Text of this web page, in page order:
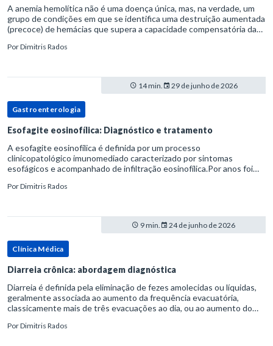
A anemia hemolítica não é uma doença única, mas, na verdade, um
grupo de condições em que se identifica uma destruição aumentada
(precoce) de hemácias que supera a capacidade compensatória da
PorDimitris Rados
14 min. 29 de junho de 2026
Gastroenterologia
Esofagite eosinofílica: Diagnóstico e tratamento
A esofagite eosinofílica é definida por um processo
clinicopatológico imunomediado caracterizado por sintomas
esofágicos e acompanhado de infiltração eosinofílica.Por anos foi
refluxo gastr
PorDimitris Rados
9 min. 24 de junho de 2026
Clínica Médica
Diarreia crônica: abordagem diagnóstica
Diarreia é definida pela eliminação de fezes amolecidas ou líquidas,
geralmente associada ao aumento da frequência evacuatória,
classicamente mais de três evacuações ao dia, ou ao aumento do
PorDimitris Rados